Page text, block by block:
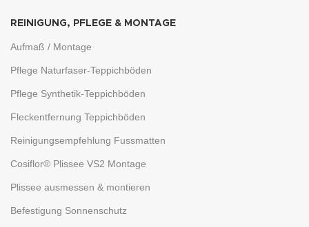
REINIGUNG, PFLEGE & MONTAGE
Aufmaß / Montage
Pflege Naturfaser-Teppichböden
Pflege Synthetik-Teppichböden
Fleckentfernung Teppichböden
Reinigungsempfehlung Fussmatten
Cosiflor® Plissee VS2 Montage
Plissee ausmessen & montieren
Befestigung Sonnenschutz